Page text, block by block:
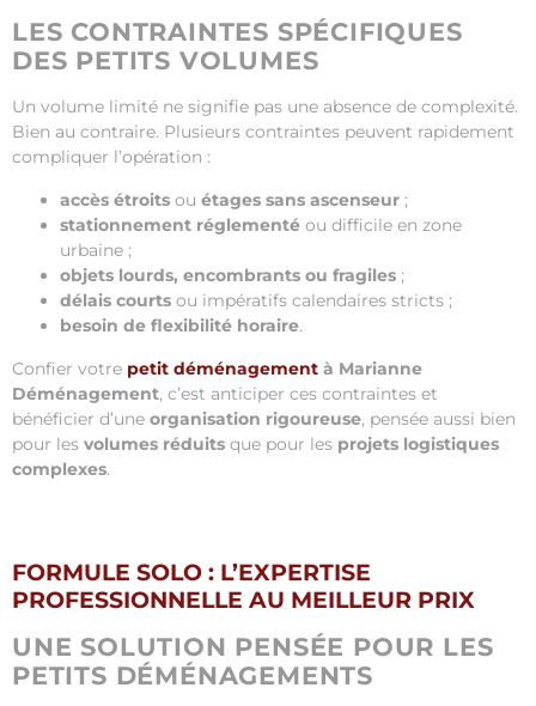
LES CONTRAINTES SPÉCIFIQUES
DES PETITS VOLUMES
Un volume limité ne signifie pas une absence de complexité.
Bien au contraire. Plusieurs contraintes peuvent rapidement
compliquer l’opération :
accès étroits ou étages sans ascenseur ;
stationnement réglementé ou difficile en zone
urbaine ;
objets lourds, encombrants ou fragiles ;
délais courts ou impératifs calendaires stricts ;
besoin de flexibilité horaire.
Confier votre petit déménagement à Marianne
Déménagement, c’est anticiper ces contraintes et
bénéficier d’une organisation rigoureuse, pensée aussi bien
pour les volumes réduits que pour les projets logistiques
complexes.
FORMULE SOLO : L’EXPERTISE
PROFESSIONNELLE AU MEILLEUR PRIX
UNE SOLUTION PENSÉE POUR LES
PETITS DÉMÉNAGEMENTS